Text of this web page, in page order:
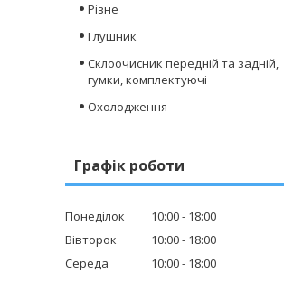
Різне
Глушник
Склоочисник передній та задній,
гумки, комплектуючі
Охолодження
Графік роботи
Понеділок 10:00
18:00
Вівторок
10:00
18:00
Середа
10:00
18:00